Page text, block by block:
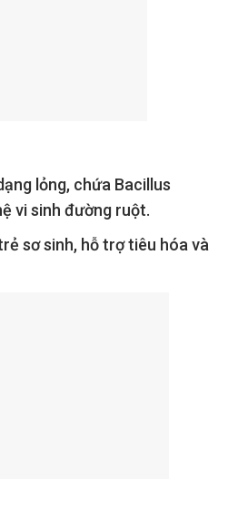
lỏng, chứa Bacillus
vi sinh đường ruột.
sơ sinh, hỗ trợ tiêu hóa và